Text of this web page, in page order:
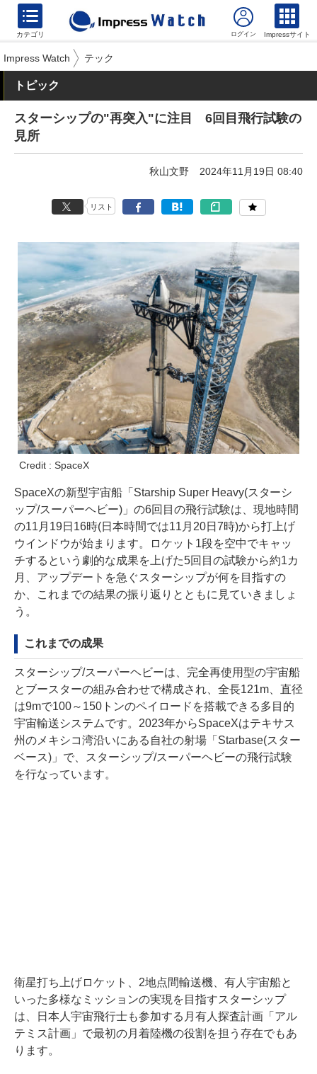
カテゴリ Impressサイト
Impress Watch テック
トピック
スターシップの"再突入"に注目 6回目飛行試験の
見所
秋山文野 2024年11月19日 08:40
リスト
Credit : SpaceX
SpaceXの新型宇宙船「Starship Super Heavy(スターシ
ップ/スーパーヘビー)」の6回目の飛行試験は、現地時間
の11月19日16時(日本時間では11月20日7時)から打上げ
ウインドウが始まります。ロケット1段を空中でキャッ
チするという劇的な成果を上げた5回目の試験から約1カ
月、アップデートを急ぐスターシップが何を目指すの
か、これまでの結果の振り返りとともに見ていきましょ
う。
これまでの成果
スターシップ/スーパーヘビーは、完全再使用型の宇宙船
とブースターの組み合わせで構成され、全長121m、直径
は9mで100～150トンのペイロードを搭載できる多目的
宇宙輸送システムです。2023年からSpaceXはテキサス
州のメキシコ湾沿いにある自社の射場「Starbase(スター
ベース)」で、スターシップ/スーパーヘビーの飛行試験
を行なっています。
衛星打ち上げロケット、2地点間輸送機、有人宇宙船と
いった多様なミッションの実現を目指すスターシップ
は、日本人宇宙飛行士も参加する月有人探査計画「アル
テミス計画」で最初の月着陸機の役割を担う存在でもあ
ります。